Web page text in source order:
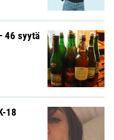
46 syytä
18